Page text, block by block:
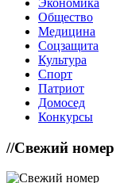
Экономика
Общество
Медицина
Соцзащита
Культура
Спорт
Патриот
Домосед
Конкурсы
//Свежий номер